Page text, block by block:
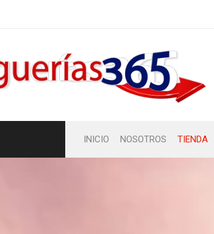
INICIO NOSOTROS TIENDA